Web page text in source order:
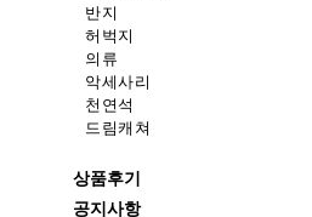
반지
허벅지
의류
악세사리
천연석
드림캐쳐
상품후기
공지사항